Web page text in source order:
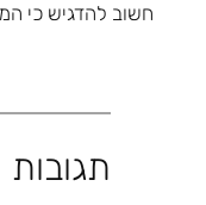
חשוב להדגיש כי
תגובות